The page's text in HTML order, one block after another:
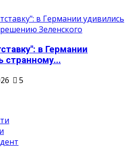
в Германии
странному...
5